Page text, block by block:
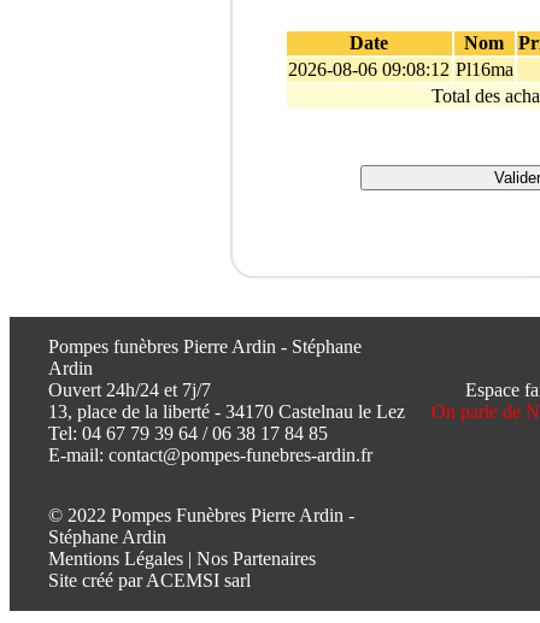
Date Nom
2026-08-06 09:08:12 Pl16ma
Total des
Pompes funèbres Pierre Ardin - Stéphane
Ardin
Ouvert 24h/24 et 7j/7
13, place de la liberté - 34170 Castelnau le Lez
Tel: 04 67 79 39 64 /06 38 17 84 85
E-mail: contact@pompes-funebres-ardin.fr
Espace
On parle de
© 2022 Pompes Funèbres Pierre Ardin -
Stéphane Ardin
Mentions Légales | Nos Partenaires
Site créé parACEMSI sarl